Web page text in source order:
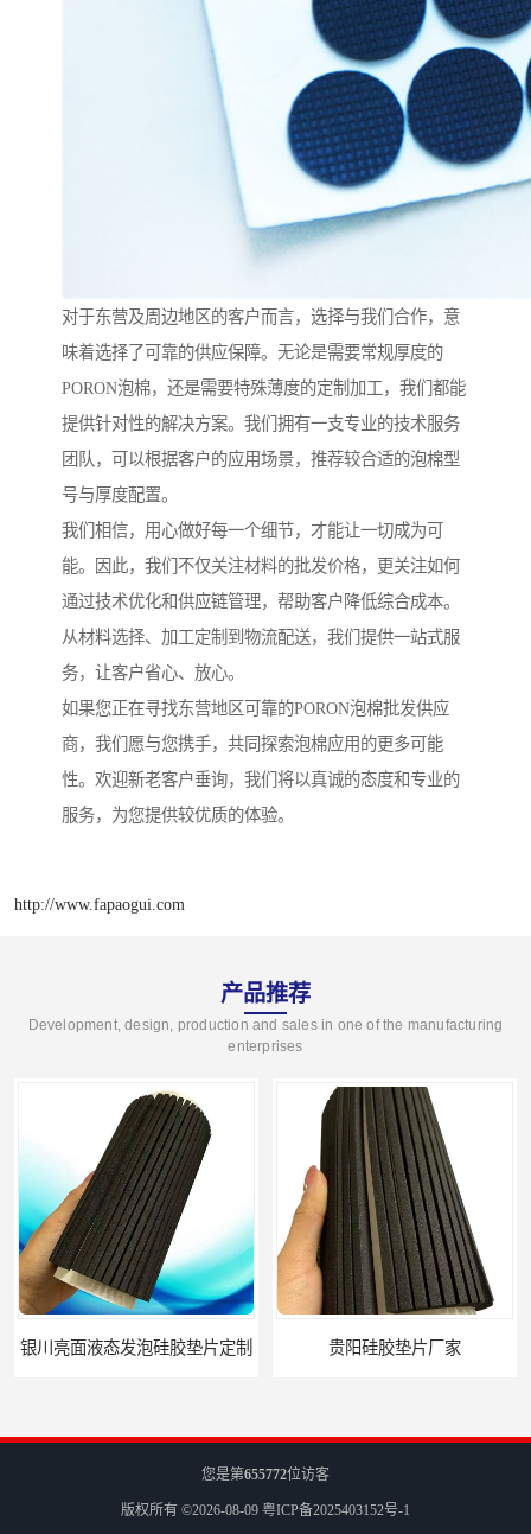
对于东营及周边地区的客户而言，选择与我们合作，意
味着选择了可靠的供应保障。无论是需要常规厚度的
PORON泡棉，还是需要特殊薄度的定制加工，我们都能
提供针对性的解决方案。我们拥有一支专业的技术服务
团队，可以根据客户的应用场景，推荐较合适的泡棉型
号与厚度配置。
我们相信，用心做好每一个细节，才能让一切成为可
能。因此，我们不仅关注材料的批发价格，更关注如何
通过技术优化和供应链管理，帮助客户降低综合成本。
从材料选择、加工定制到物流配送，我们提供一站式服
务，让客户省心、放心。
如果您正在寻找东营地区可靠的PORON泡棉批发供应
商，我们愿与您携手，共同探索泡棉应用的更多可能
性。欢迎新老客户垂询，我们将以真诚的态度和专业的
服务，为您提供较优质的体验。
http://www.fapaogui.com
产品推荐
Development, design, production and sales in one of the manufacturing
enterprises
银川亮面液态发泡硅胶垫片定制 贵阳硅胶垫片厂家
您是第655772位访客
版权所有 ©2026-08-09 粤ICP备2025403152号-1